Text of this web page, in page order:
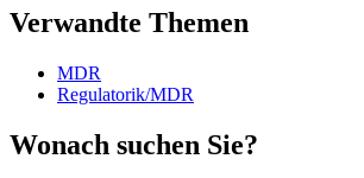
Verwandte Themen
MDR
Regulatorik/MDR
Wonach suchen Sie?